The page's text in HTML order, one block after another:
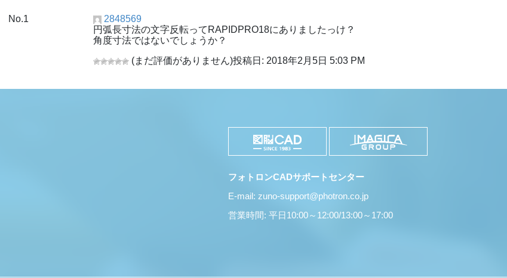
No.1
2848569
円弧長寸法の文字反転ってRAPIDPRO18にありましたっけ？
角度寸法ではないでしょうか？
(まだ評価がありません)投稿日: 2018年2月5日 5:03 PM
フォトロンCADサポートセンター
E-mail: zuno-support@photron.co.jp
営業時間: 平日10:00～12:00/13:00～17:00